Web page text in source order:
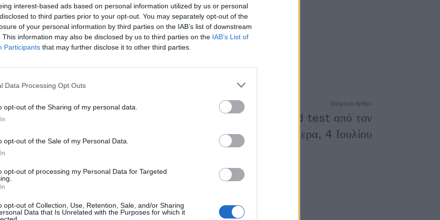
interest-based ads based on personal information utilized by us or personal
to third parties prior to your opt-out. You may separately opt-out of the
of your personal information by third parties on the IAB’s list of downstream
This information may also be disclosed by us to third parties on the IAB’s List of
Participants that may further disclose it to other third parties.
Data Processing Opt Outs
opt-out of the Sharing of my personal data.
opt-out of the Sale of my Personal Data.
opt-out of processing my Personal Data for Targeted
opt-out of Collection, Use, Retention, Sale, and/or Sharing
Data that Is Unrelated with the Purposes for which it
για
Επόμενο άρθρο
Πού θα γίνονται δωρεάν rapid test από τον
ΕΟΔΥ σήμερα, 4 Ιουλίου
Δείτε Ακόμη